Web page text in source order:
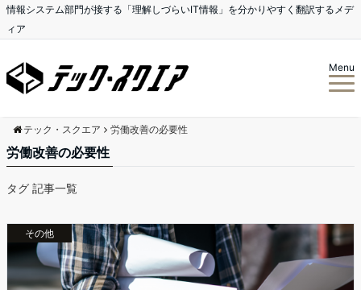
情報システム部門が接する「理解しづらいIT情報」を分かりやすく翻訳するメデ
ィア
Menu
テック・スクエア 労働改善の必要性
労働改善の必要性
タグ 記事一覧
その他